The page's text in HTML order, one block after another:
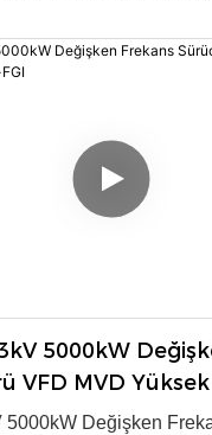
sunar. Ürün,
Yıllık 3000 Set
5000kW
VFD MVD
5000kW Değişken